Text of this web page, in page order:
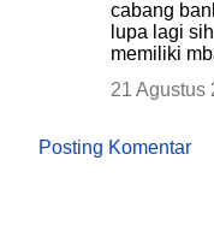
cabang
lupa lagi
memiliki
21 Agustus
Posting Komentar